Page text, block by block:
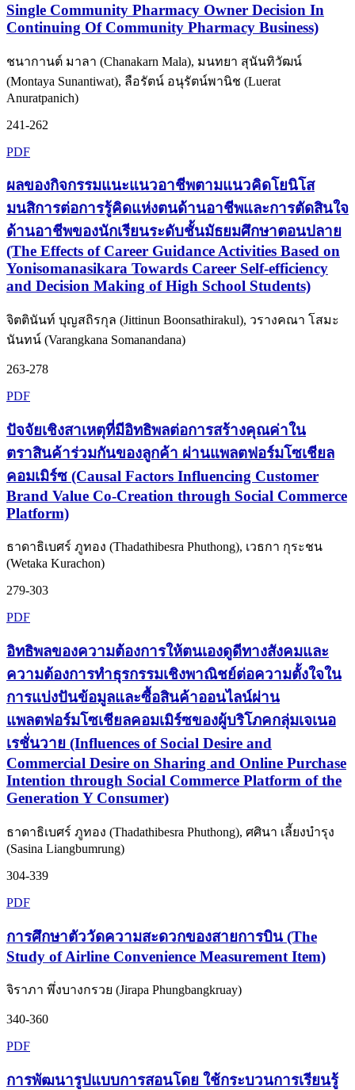
Single Community Pharmacy Owner Decision In
Continuing Of Community Pharmacy Business)
ชนากานต์ มาลา (Chanakarn Mala), มนทยา สุนันทิวัฒน์
(Montaya Sunantiwat), ลือรัตน์ อนุรัตน์พานิช (Luerat
Anuratpanich)
241-262
PDF
ผลของกิจกรรมแนะแนวอาชีพตามแนวคิดโยนิโส
มนสิการต่อการรู้คิดแห่งตนด้านอาชีพและการตัดสินใจ
ด้านอาชีพของนักเรียนระดับชั้นมัธยมศึกษาตอนปลาย
(The Effects of Career Guidance Activities Based on
Yonisomanasikara Towards Career Self-efficiency
and Decision Making of High School Students)
จิตตินันท์ บุญสถิรกุล (Jittinun Boonsathirakul), วรางคณา โสมะ
นันทน์ (Varangkana Somanandana)
263-278
PDF
ปัจจัยเชิงสาเหตุที่มีอิทธิพลต่อการสร้างคุณค่าใน
ตราสินค้าร่วมกันของลูกค้า ผ่านแพลตฟอร์มโซเชียล
คอมเมิร์ซ (Causal Factors Influencing Customer
Brand Value Co-Creation through Social Commerce
Platform)
ธาดาธิเบศร์ ภูทอง (Thadathibesra Phuthong), เวธกา กุระชน
(Wetaka Kurachon)
279-303
PDF
อิทธิพลของความต้องการให้ตนเองดูดีทางสังคมและ
ความต้องการทำธุรกรรมเชิงพาณิชย์ต่อความตั้งใจใน
การแบ่งปันข้อมูลและซื้อสินค้าออนไลน์ผ่าน
แพลตฟอร์มโซเชียลคอมเมิร์ซของผู้บริโภคกลุ่มเจเนอ
เรชั่นวาย (Influences of Social Desire and
Commercial Desire on Sharing and Online Purchase
Intention through Social Commerce Platform of the
Generation Y Consumer)
ธาดาธิเบศร์ ภูทอง (Thadathibesra Phuthong), ศศินา เลี้ยงบำรุง
(Sasina Liangbumrung)
304-339
PDF
การศึกษาตัววัดความสะดวกของสายการบิน (The
Study of Airline Convenience Measurement Item)
จิราภา พึ่งบางกรวย (Jirapa Phungbangkruay)
340-360
PDF
การพัฒนารูปแบบการสอนโดย ใช้กระบวนการเรียนรู้